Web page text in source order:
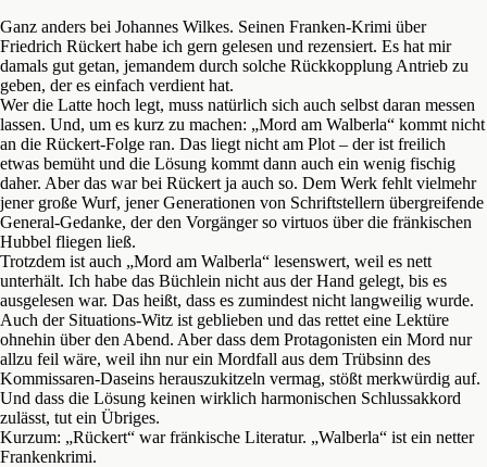
Ganz anders bei Johannes Wilkes. Seinen Franken-Krimi über
Friedrich Rückert habe ich gern gelesen und rezensiert. Es hat mir
damals gut getan, jemandem durch solche Rückkopplung Antrieb zu
geben, der es einfach verdient hat.
Wer die Latte hoch legt, muss natürlich sich auch selbst daran messen
lassen. Und, um es kurz zu machen: „Mord am Walberla“ kommt nicht
an die Rückert-Folge ran. Das liegt nicht am Plot – der ist freilich
etwas bemüht und die Lösung kommt dann auch ein wenig fischig
daher. Aber das war bei Rückert ja auch so. Dem Werk fehlt vielmehr
jener große Wurf, jener Generationen von Schriftstellern übergreifende
General-Gedanke, der den Vorgänger so virtuos über die fränkischen
Hubbel fliegen ließ.
Trotzdem ist auch „Mord am Walberla“ lesenswert, weil es nett
unterhält. Ich habe das Büchlein nicht aus der Hand gelegt, bis es
ausgelesen war. Das heißt, dass es zumindest nicht langweilig wurde.
Auch der Situations-Witz ist geblieben und das rettet eine Lektüre
ohnehin über den Abend. Aber dass dem Protagonisten ein Mord nur
allzu feil wäre, weil ihn nur ein Mordfall aus dem Trübsinn des
Kommissaren-Daseins herauszukitzeln vermag, stößt merkwürdig auf.
Und dass die Lösung keinen wirklich harmonischen Schlussakkord
zulässt, tut ein Übriges.
Kurzum: „Rückert“ war fränkische Literatur. „Walberla“ ist ein netter
Frankenkrimi.